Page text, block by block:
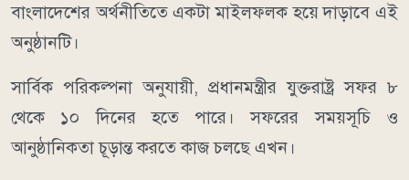
বাংলাদেশের অর্থনীতিতে একটা মাইলফলক হয়ে দাড়াবে এই
অনুষ্ঠানটি।
সার্বিক পরিকল্পনা অনুযায়ী, প্রধানমন্ত্রীর যুক্তরাষ্ট্র সফর ৮
থেকে ১০ দিনের হতে পারে। সফরের সময়সূচি ও
আনুষ্ঠানিকতা চূড়ান্ত করতে কাজ চলছে এখন।